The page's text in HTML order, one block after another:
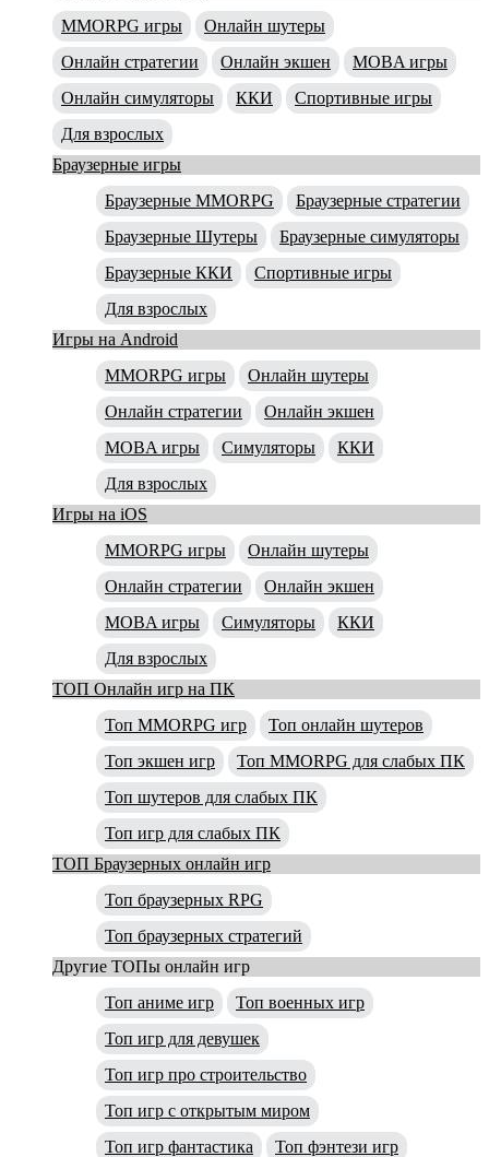
MMORPG игры
Онлайн шутеры
Онлайн стратегии
Онлайн экшен
MOBA игры
Онлайн симуляторы
ККИ
Спортивные игры
Для взрослых
Браузерные игры
Браузерные MMORPG
Браузерные стратегии
Браузерные Шутеры
Браузерные симуляторы
Браузерные ККИ
Спортивные игры
Для взрослых
Игры на Android
MMORPG игры
Онлайн шутеры
Онлайн стратегии
Онлайн экшен
MOBA игры
Симуляторы
ККИ
Для взрослых
Игры на iOS
MMORPG игры
Онлайн шутеры
Онлайн стратегии
Онлайн экшен
MOBA игры
Симуляторы
ККИ
Для взрослых
ТОП Онлайн игр на ПК
Топ MMORPG игр
Топ онлайн шутеров
Топ экшен игр
Топ MMORPG для слабых ПК
Топ шутеров для слабых ПК
Топ игр для слабых ПК
ТОП Браузерных онлайн игр
Топ браузерных RPG
Топ браузерных стратегий
Другие ТОПы онлайн игр
Топ аниме игр
Топ военных игр
Топ игр для девушек
Топ игр про строительство
Топ игр с открытым миром
Топ игр фантастика
Топ фэнтези игр